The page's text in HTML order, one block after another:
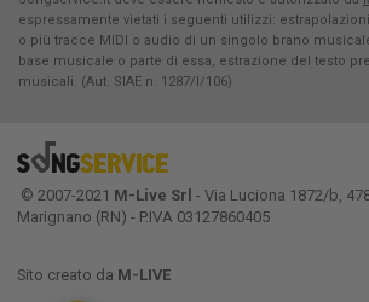
espressamente vietati i seguenti utilizzi:
o più tracce MIDI o audio di un singolo brano
base musicale o parte di essa, estrazione del testo
musicali. (Aut. SIAE n. 1287/I/106)
© 2007-2021 M-Live Srl - Via Luciona 1872/b,
Marignano (RN) - P.IVA 03127860405
Sito creato da M-LIVE